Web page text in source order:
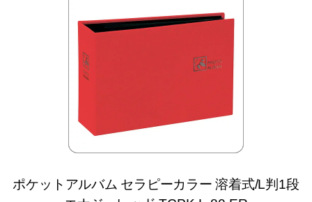
ポケットアルバム セラピーカラー 溶着式/L判1段